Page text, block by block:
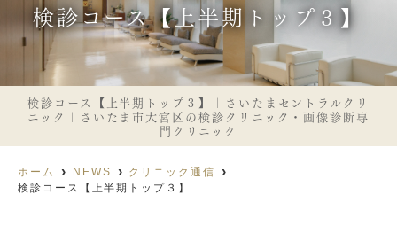
検診コース【上半期トップ３】
検診コース【上半期トップ３】｜さいたまセントラルクリ
ニック｜さいたま市大宮区の検診クリニック・画像診断専
門クリニック
ホーム NEWS
クリニック通信
検診コース【上半期トップ３】